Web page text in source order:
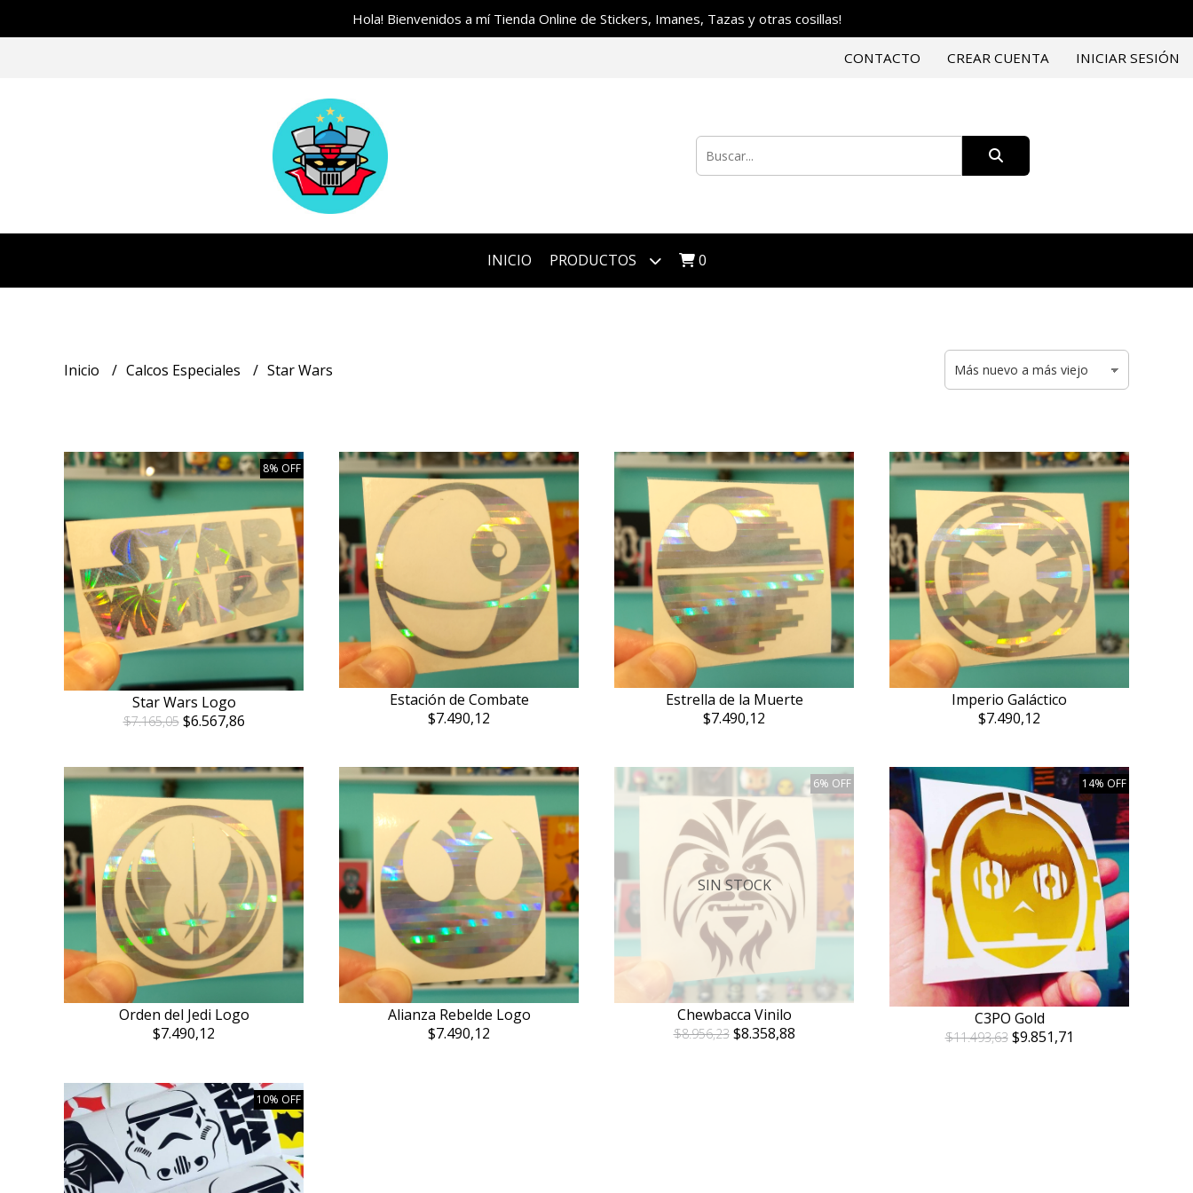
Hola! Bienvenidos a mí Tienda Online de Stickers, Imanes, Tazas y otras cosillas!
CONTACTO CREAR CUENTA INICIAR SESIÓN
INICIO PRODUCTOS 0
Inicio Calcos Especiales Star Wars
8% OFF
Star Wars Logo
$7.165,05$6.567,86
Estación de Combate
$7.490,12
Estrella de la Muerte
$7.490,12
Imperio Galáctico
$7.490,12
Orden del Jedi Logo
$7.490,12
Alianza Rebelde Logo
$7.490,12
6% OFF
SIN STOCK
Chewbacca Vinilo
$8.956,23$8.358,88
14% OFF
C3PO Gold
$11.493,63$9.851,71
10% OFF